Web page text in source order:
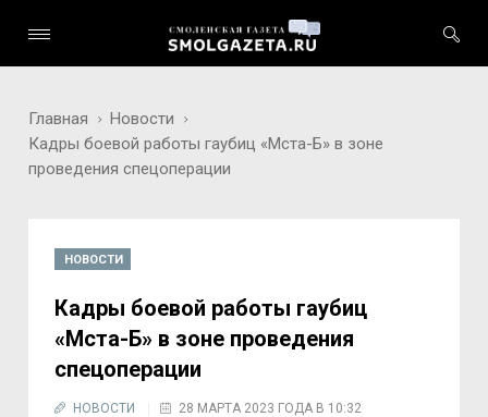
Главная
Новости
Кадры боевой работы гаубиц «Мста-Б» в зоне
проведения спецоперации
НОВОСТИ
Кадры боевой работы гаубиц
«Мста-Б» в зоне проведения
спецоперации
НОВОСТИ 28 МАРТА 2023 ГОДА В 10:32